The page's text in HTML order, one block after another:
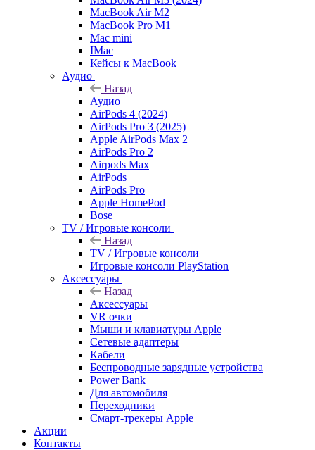
MacBook Air M2
MacBook Pro M1
Mac mini
IMac
Кейсы к MacBook
Аудио
Назад
Аудио
AirPods 4 (2024)
AirPods Pro 3 (2025)
Apple AirPods Max 2
AirPods Pro 2
Airpods Max
AirPods
AirPods Pro
Apple HomePod
Bose
TV / Игровые консоли
Назад
TV / Игровые консоли
Игровые консоли PlayStation
Аксессуары
Назад
Аксессуары
VR очки
Мыши и клавиатуры Apple
Сетевые адаптеры
Кабели
Беспроводные зарядные устройства
Power Bank
Для автомобиля
Переходники
Смарт-трекеры Apple
Акции
Контакты